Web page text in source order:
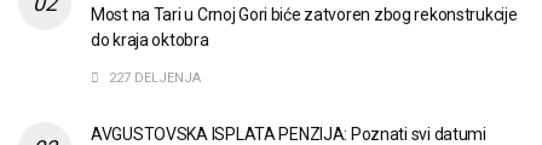
Most na Tari u Crnoj Gori biće zatvoren zbog rekonstrukcije
do kraja oktobra
227 DELJENJA
AVGUSTOVSKA ISPLATA PENZIJA: Poznati svi datumi